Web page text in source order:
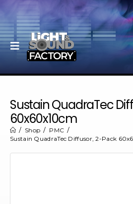
Sustain QuadraTec
60x60x10cm
Shop
PMC
Sustain QuadraTec Diffusor, 2-Pack